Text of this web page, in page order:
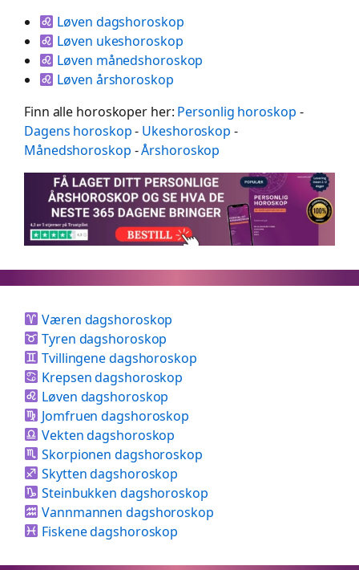
Løven dagshoroskop
Løven ukeshoroskop
Løven månedshoroskop
Løven årshoroskop
Finn alle horoskoper her: Personlig horoskop -
Dagens horoskop- Ukeshoroskop -
Månedshoroskop -Årshoroskop
Væren dagshoroskop
Tyren dagshoroskop
Tvillingene dagshoroskop
Krepsen dagshoroskop
Løven dagshoroskop
Jomfruen dagshoroskop
Vekten dagshoroskop
Skorpionen dagshoroskop
Skytten dagshoroskop
Steinbukken dagshoroskop
Vannmannen dagshoroskop
Fiskene dagshoroskop